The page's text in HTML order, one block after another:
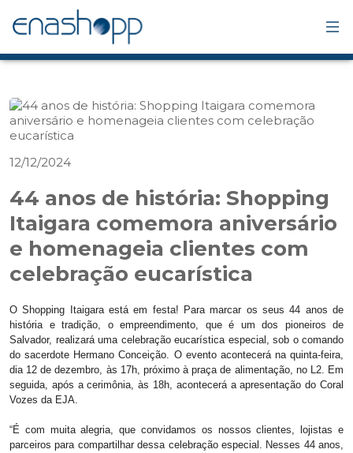
12/12/2024
44 anos de história: Shopping
Itaigara comemora aniversário
e homenageia clientes com
celebração eucarística
O Shopping Itaigara está em festa! Para marcar os seus 44 anos de
história e tradição, o empreendimento, que é um dos pioneiros de
Salvador, realizará uma celebração eucarística especial, sob o comando
do sacerdote Hermano Conceição. O evento acontecerá na quinta-feira,
dia 12 de dezembro, às 17h, próximo à praça de alimentação, no L2. Em
seguida, após a cerimônia, às 18h, acontecerá a apresentação do Coral
Vozes da EJA.
“É com muita alegria, que convidamos os nossos clientes, lojistas e
parceiros para compartilhar dessa celebração especial. Nesses 44 anos,